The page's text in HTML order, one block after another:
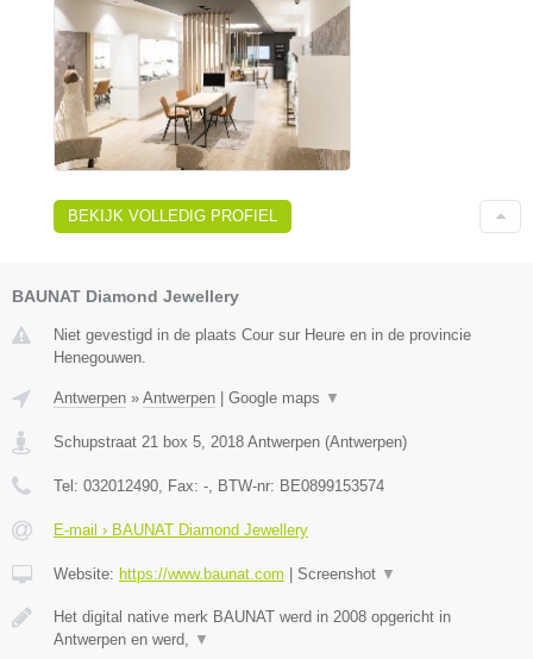
BEKIJK VOLLEDIG PROFIEL
BAUNAT Diamond Jewellery
Niet gevestigd in de plaats Cour sur Heure en in de provincie
Henegouwen.
Antwerpen » Antwerpen Google maps ▼
Schupstraat 21 box 5 2018 Antwerpen (Antwerpen)
Tel: 032012490 , Fax: - , BTW-nr: BE0899153574
E-mail › BAUNAT Diamond Jewellery
Website: https://www.baunat.com Screenshot ▼
Het digital native merk BAUNAT werd in 2008 opgericht in
Antwerpen en werd,
▼